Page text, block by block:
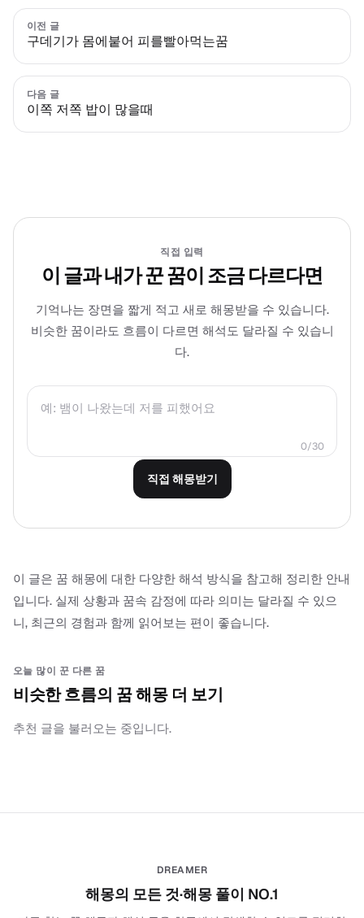
이전 글
구데기가 몸에붙어 피를빨아먹는꿈
다음 글
이쪽 저쪽 밥이 많을때
직접 입력
이 글과 내가 꾼 꿈이 조금 다르다면
기억나는 장면을 짧게 적고 새로 해몽받을 수 있습니다.
비슷한 꿈이라도 흐름이 다르면 해석도 달라질 수 있습니
다.
0/30
직접 해몽받기
이 글은 꿈 해몽에 대한 다양한 해석 방식을 참고해 정리한 안내
입니다. 실제 상황과 꿈속 감정에 따라 의미는 달라질 수 있으
니, 최근의 경험과 함께 읽어보는 편이 좋습니다.
오늘 많이 꾼 다른 꿈
비슷한 흐름의 꿈 해몽 더 보기
추천 글을 불러오는 중입니다.
DREAMER
해몽의 모든 것·해몽 풀이 NO.1